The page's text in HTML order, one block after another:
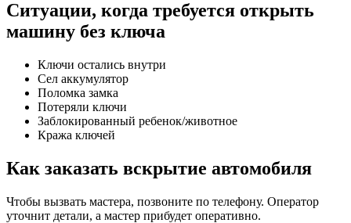
Ситуации, когда требуется открыть
машину без ключа
Ключи остались внутри
Сел аккумулятор
Поломка замка
Потеряли ключи
Заблокированный ребенок/животное
Кража ключей
Как заказать вскрытие автомобиля
Чтобы вызвать мастера, позвоните по телефону. Оператор
уточнит детали, а мастер прибудет оперативно.